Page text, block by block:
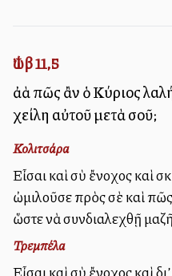
Ἰώβ 11,5
ἀλλὰ πῶς ἂν ὁ Κύριος
χείλη αὐτοῦ μετὰ σοῦ;
Κολιτσάρα
Εἶσαι καὶ σὺ ἔνοχος καὶ
ὠμιλοῦσε πρὸς σὲ καὶ
ὥστε νὰ συνδιαλεχθῇ
Τρεμπέλα